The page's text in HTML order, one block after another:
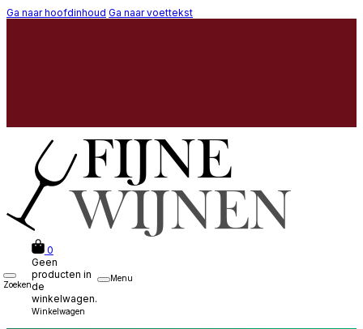
Ga naar hoofdinhoud Ga naar voettekst
Zoeken
0
Geen
producten in
de
winkelwagen.
Winkelwagen
Menu